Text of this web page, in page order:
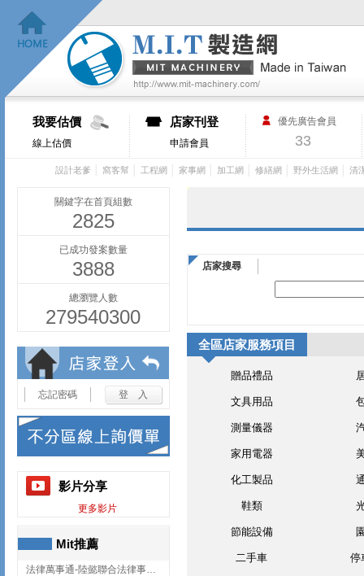
我要估價
線上估價
店家刊登
申請會員
優先廣告會員
33
設計老爹 窩客幫 工程網 家事網 加工網 修繕網 野外生活網 清
關鍵字在首頁組數
2825
已成功發案數量
3888
總瀏覽人數
279540300
忘記密碼
影片分享
更多影片
Mit推薦
法律萬事通-陸懿聯合法律事務所
店家搜尋
全區店家服務項目
贈品禮品
文具用品
測量儀器
家用電器
化工製品
鞋類
節能設備
二手車 停